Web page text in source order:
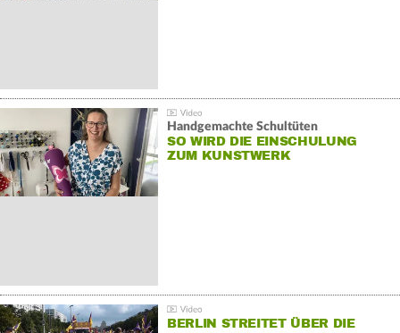
Handgemachte Schultüten
SO WIRD DIE EINSCHULUNG
ZUM KUNSTWERK
BERLIN STREITET ÜBER DIE